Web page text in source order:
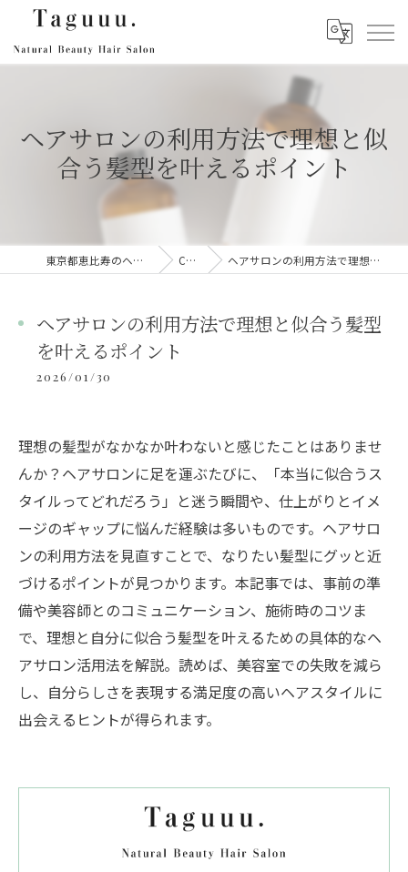
ヘアサロンの利用方法で理想と似
合う髪型を叶えるポイント
東京都恵比寿のヘアサロンならTaguuu. Column ヘアサロンの利用方法で理想と似合う髪型を叶えるポイント
ヘアサロンの利用方法で理想と似合う髪型
を叶えるポイント
2026/01/30
理想の髪型がなかなか叶わないと感じたことはありませ
んか？ヘアサロンに足を運ぶたびに、「本当に似合うス
タイルってどれだろう」と迷う瞬間や、仕上がりとイメ
ージのギャップに悩んだ経験は多いものです。ヘアサロ
ンの利用方法を見直すことで、なりたい髪型にグッと近
づけるポイントが見つかります。本記事では、事前の準
備や美容師とのコミュニケーション、施術時のコツま
で、理想と自分に似合う髪型を叶えるための具体的なヘ
アサロン活用法を解説。読めば、美容室での失敗を減ら
し、自分らしさを表現する満足度の高いヘアスタイルに
出会えるヒントが得られます。